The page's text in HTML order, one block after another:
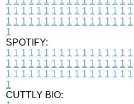
1 1 1 1 1 1 1 1 1 1 1 1 1 1 1 1 1
1 1 1 1 1 1 1 1 1 1 1 1 1 1 1 1 1
1
SPOTIFY:
1 1 1 1 1 1 1 1 1 1 1 1 1 1 1 1 1
1 1 1 1 1 1 1 1 1 1 1 1 1 1 1 1 1
1 1 1 1 1 1 1 1 1 1 1 1 1 1 1 1 1
1
CUTTLY BIO: